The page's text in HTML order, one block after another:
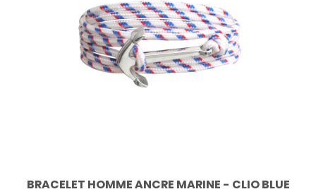
BRACELET HOMME ANCRE MARINE - CLIO BLUE